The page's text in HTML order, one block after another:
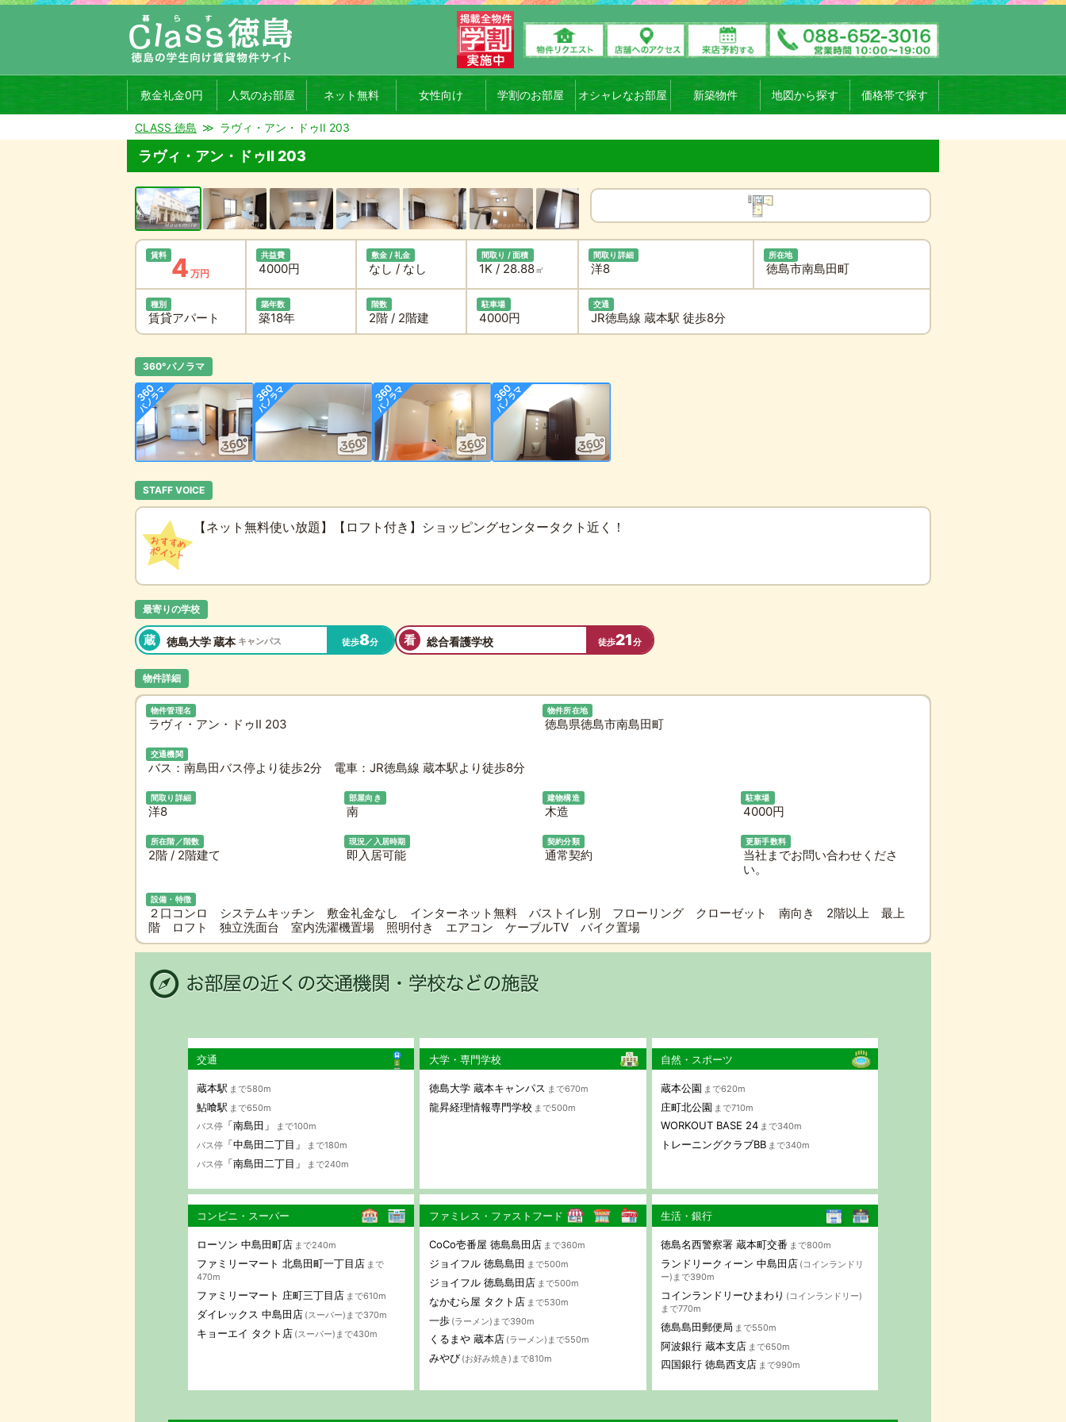
敷金礼金0円 人気のお部屋 ネット無料 女性向け 学割のお部屋 オシャレなお部屋 新築物件 地図から探す 価格帯で探す
CLASS 徳島 ラヴィ・アン・ドゥII 203
ラヴィ・アン・ドゥII 203
賃料 4 万円
共益費
4000円
敷金 / 礼金
なし / なし
間取り / 面積
1K / 28.88㎡
間取り詳細
洋8
所在地
徳島市南島田町
種別
賃貸アパート
築年数
築18年
階数
2階 / 2階建
駐車場
4000円
交通
JR徳島線 蔵本駅 徒歩8分
360°パノラマ
STAFF VOICE
【ネット無料使い放題】【ロフト付き】ショッピングセンタータクト近く！
最寄りの学校
蔵 徳島大学 蔵本 キャンパス 徒歩8分 看 総合看護学校 徒歩21分
物件詳細
物件管理名
ラヴィ・アン・ドゥII 203
物件所在地
徳島県徳島市南島田町
交通機関
バス：南島田バス停より徒歩2分 電車：JR徳島線 蔵本駅より徒歩8分
間取り詳細
洋8
部屋向き
南
建物構造
木造
駐車場
4000円
所在階／階数
2階 / 2階建て
現況／入居時期
即入居可能
契約分類
通常契約
更新手数料
当社までお問い合わせくださ
い。
設備・特徴
２口コンロ システムキッチン 敷金礼金なし インターネット無料 バストイレ別 フローリング クローゼット 南向き 2階以上 最上
階 ロフト 独立洗面台 室内洗濯機置場 照明付き エアコン ケーブルTV バイク置場
交通
蔵本駅 まで580m
鮎喰駅 まで650m
バス停 「南島田」
まで100m
バス停 「中島田二丁目」
まで180m
バス停 「南島田二丁目」 まで240m
大学・専門学校
徳島大学 蔵本キャンパス まで670m
龍昇経理情報専門学校 まで500m
自然・スポーツ
蔵本公園 まで620m
庄町北公園 まで710m
WORKOUT BASE 24 まで340m
トレーニングクラブBB まで340m
コンビニ・スーパー
ローソン 中島田町店 まで240m
ファミリーマート 北島田町一丁目店 まで
470m
ファミリーマート 庄町三丁目店 まで610m
ダイレックス 中島田店 (スーパー)まで370m
キョーエイ タクト店 (スーパー)まで430m
ファミレス・ファストフード
CoCo壱番屋 徳島島田店 まで360m
ジョイフル 徳島島田 まで500m
ジョイフル 徳島島田店 まで500m
なかむら屋 タクト店 まで530m
一歩 (ラーメン)まで390m
くるまや 蔵本店 (ラーメン)まで550m
みやび (お好み焼き)まで810m
生活・銀行
徳島名西警察署 蔵本町交番 まで800m
ランドリークィーン 中島田店 (コインランドリ
ー)まで390m
コインランドリーひまわり (コインランドリー)
まで770m
徳島島田郵便局 まで550m
阿波銀行 蔵本支店 まで650m
四国銀行 徳島西支店 まで990m